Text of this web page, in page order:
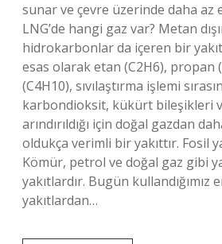
sunar ve çevre üzerinde daha az
LNG’de hangi gaz var? Metan
hidrokarbonlar da içeren bir
esas olarak etan (C2H6), propan
(C4H10), sıvılaştırma işlemi
karbondioksit, kükürt bileşikleri
arındırıldığı için doğal gazdan
oldukça verimli bir yakıttır. Fosil
Kömür, petrol ve doğal gaz gibi
yakıtlardır. Bugün
yakıtlardan…